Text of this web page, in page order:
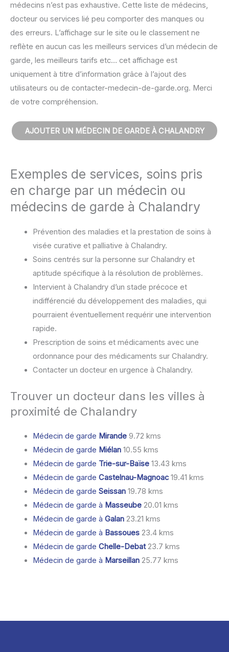
médecins n’est pas exhaustive. Cette liste de médecins,
docteur ou services lié peu comporter des manques ou
des erreurs. L’affichage sur le site ou le classement ne
reflète en aucun cas les meilleurs services d’un médecin de
garde, les meilleurs tarifs etc… cet affichage est
uniquement à titre d’information grâce à l’ajout des
utilisateurs ou de contacter-medecin-de-garde.org. Merci
de votre compréhension.
AJOUTER UN MÉDECIN DE GARDE À CHALANDRY
Exemples de services, soins pris
en charge par un médecin ou
médecins de garde à Chalandry
Prévention des maladies et la prestation de soins à
visée curative et palliative à Chalandry.
Soins centrés sur la personne sur Chalandry et
aptitude spécifique à la résolution de problèmes.
Intervient à Chalandry d’un stade précoce et
indifférencié du développement des maladies, qui
pourraient éventuellement requérir une intervention
rapide.
Prescription de soins et médicaments avec une
ordonnance pour des médicaments sur Chalandry.
Contacter un docteur en urgence à Chalandry.
Trouver un docteur dans les villes à
proximité de Chalandry
Médecin de garde Mirande9.72 kms
Médecin de garde Miélan10.55 kms
Médecin de garde Trie-sur-Baïse13.43 kms
Médecin de garde Castelnau-Magnoac19.41 kms
Médecin de garde Seissan19.78 kms
Médecin de garde à Masseube20.01 kms
Médecin de garde à Galan23.21 kms
Médecin de garde à Bassoues23.4 kms
Médecin de garde Chelle-Debat23.7 kms
Médecin de garde à Marseillan25.77 kms